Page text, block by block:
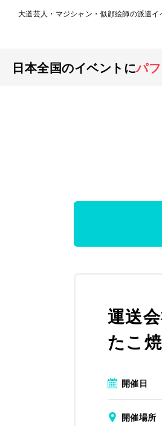
大道芸人・マジシャン・似顔絵師の派遣イ
日本全国のイベントにパ
運送
たこ
開催日
開催場所